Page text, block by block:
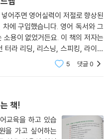
기대하기 힘듭니다. 사실 제가 행
사용하게 한 가장 큰 목적은 ‘독서
비슷하지만 우리말과 영어는 소리
대치시키는 설명을 덧붙이는 것
소리는 다르단다”라고 설명해주세
해하며 더 주의해서 들을 겁니다.
니다》에는 문해력 발달, 꿈 목표
코칭법까지, 아이 실력 발달에 맞
라갈수록 공부의 주도권을 서서히
는 것이 이 책의 가장 큰 특징이다.
도 영재원에 다니며, 전과목 자기
부여 교육법
해 효과를 극대화시키는
효율을 중시하는 등 제한적인 시간
을 키울 수 있습니다. 마지막으로
잡힌 시각을 통해 자녀 영어 교육
적인 지침을 제공합니다.
〉 소장)
노하우를 바탕으로 체계적이고
히 여러 논문과 책을 참고하여 단
어 학습 커리큘럼을 제공한다는
하는 분들에게 좋은 길잡이가 되어
지만 어떻게 시작해야 할지 고민
어주면 영어실력이 저절로 향상된
거든요. 이 책의 저자는
, 라이팅
5 댓글0
책!
교육을 하고 있습
을 가고 싶어하는